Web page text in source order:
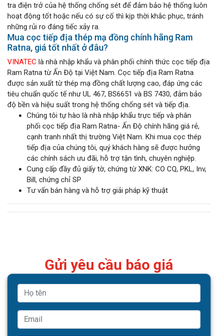
tra điện trở của hệ thống chống sét để đảm bảo hệ thống luôn
hoạt động tốt hoặc nếu có sự cố thì kịp thời khắc phục, tránh
những rủi ro đáng tiếc xảy ra.
Mua cọc tiếp địa thép mạ đồng chính hãng Ram
Ratna, giá tốt nhất ở đâu?
VINATEC là nhà nhập khẩu và phân phối chính thức cọc tiếp địa
Ram Ratna từ Ấn Độ tại Việt Nam. Cọc tiếp địa Ram Ratna
được sản xuất từ thép mạ đồng chất lượng cao, đáp ứng các
tiêu chuẩn quốc tế như UL 467, BS6651 và BS 7430, đảm bảo
độ bền và hiệu suất trong hệ thống chống sét và tiếp địa.
Chúng tôi tự hào là nhà nhập khẩu trực tiếp và phân
phối cọc tiếp địa Ram Ratna- Ấn Độ chính hãng giá rẻ,
cạnh tranh nhất thị trường Việt Nam. Khi mua cọc thép
tiếp địa của chúng tôi, quý khách hàng sẽ được hưởng
các chính sách ưu đãi, hỗ trợ tận tình, chuyên nghiệp.
Cung cấp đầy đủ giấy tờ, chứng từ XNK: CO CQ, PKL, Inv,
Bill, chứng chỉ SP
Tư vấn bán hàng và hỗ trợ giải pháp kỹ thuật
Gửi yêu cầu báo giá